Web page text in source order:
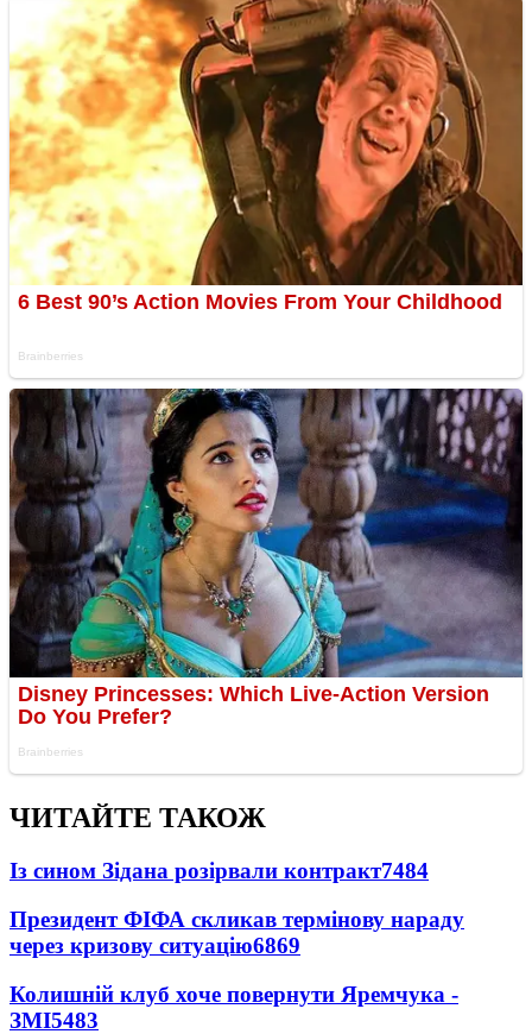
ЧИТАЙТЕ ТАКОЖ
Із сином Зідана розірвали контракт7484
Президент ФІФА скликав термінову нараду
через кризову ситуацію6869
Колишній клуб хоче повернути Яремчука -
ЗМІ5483